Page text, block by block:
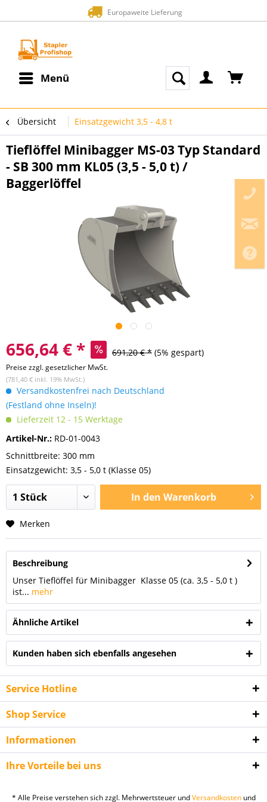
Europaweite Lieferung
Menü
Übersicht Einsatzgewicht 3,5 - 4,8 t
Tieflöffel Minibagger MS-03 Typ Standard
- SB 300 mm KL05 (3,5 - 5,0 t) /
Baggerlöffel
656,64 € * 691,20 € * (5% gespart)
Preise zzgl. gesetzlicher MwSt.
(781,40 € inkl. 19% MwSt.)
Versandkostenfrei nach Deutschland
(Festland ohne Inseln)!
Lieferzeit 12 - 15 Werktage
Artikel-Nr.: RD-01-0043
Schnittbreite: 300 mm
Einsatzgewicht: 3,5 - 5,0 t (Klasse 05)
In den Warenkorb
Merken
Beschreibung
Unser Tieflöffel für Minibagger Klasse 05 (ca. 3,5 - 5,0 t )
ist... mehr
Ähnliche Artikel
Kunden haben sich ebenfalls angesehen
Service Hotline
Shop Service
Informationen
Ihre Vorteile bei uns
* Alle Preise verstehen sich zzgl. Mehrwertsteuer undVersandkostenund